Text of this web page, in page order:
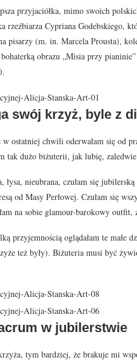
przyjaciółka, mimo swoich
rzeźbiarza Cypriana Godebskiego,
pisarzy (m. in. Marcela Prousta),
obrazu „Misia przy pianinie”
swój krzyż, byle z
w ostatniej chwili oderwałam się od
tak dużo biżuterii, jak lubię,
nieubrana, czułam się
od Masy Perłowej. Czułam się
na sobie glamour-barokowy outfit,
przyjemnością oglądałam te małe
też były). Biżuteria musi być
w jubilerstwie
tym bardziej, że brakuje mi